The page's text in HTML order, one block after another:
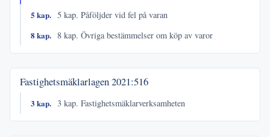
5 kap. 5 kap. Påföljder vid fel på varan
8 kap. 8 kap. Övriga bestämmelser om köp av varor
Fastighetsmäklarlagen2021:516
3 kap. 3 kap. Fastighetsmäklarverksamheten